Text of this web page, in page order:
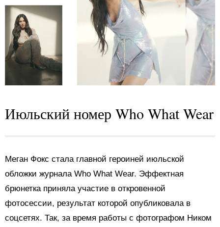
Июльский номер Who What Wear
Меган Фокс стала главной героиней июльской
обложки журнала Who What Wear. Эффектная
брюнетка приняла участие в откровенной
фотосессии, результат которой опубликовала в
соцсетях. Так, за время работы с фотографом Ником